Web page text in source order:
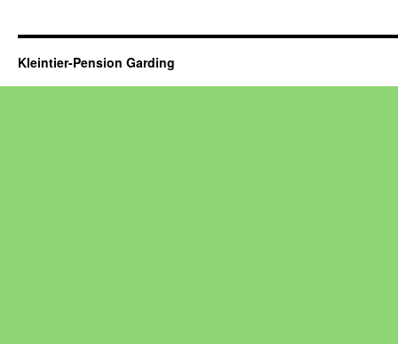
Kleintier-Pension Garding